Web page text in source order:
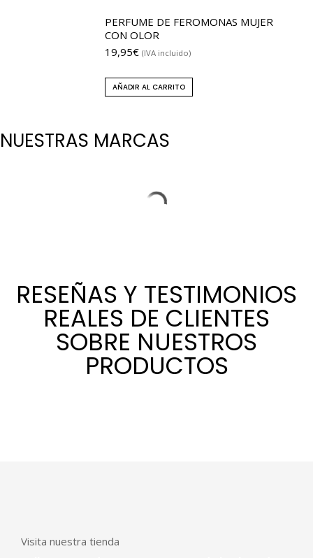
PERFUME DE FEROMONAS MUJER
CON OLOR
19,95€ (IVA incluido)
AÑADIR AL CARRITO
NUESTRAS MARCAS
RESEÑAS Y TESTIMONIOS
REALES DE CLIENTES
SOBRE NUESTROS
PRODUCTOS
Visita nuestra tienda